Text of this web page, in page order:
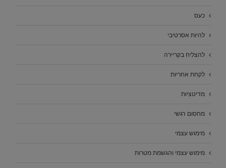
כעס
להיות אסרטיבי
להצליח בקריירה
לקחת אחריות
מדיטציות
מחסום רגשי
מימוש עצמי
מימוש עצמי והגשמת מטרות